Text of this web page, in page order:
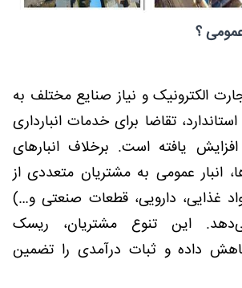
عمومی ؟
الکترونیک و نیاز صنایع مختلف به
تقاضا برای خدمات انبارداری
یافته است. برخلاف انبارهای
انبار عمومی به مشتریان متعددی از
غذایی، دارویی، قطعات صنعتی و…)
این تنوع مشتریان، ریسک
داده و ثبات درآمدی را تضمین